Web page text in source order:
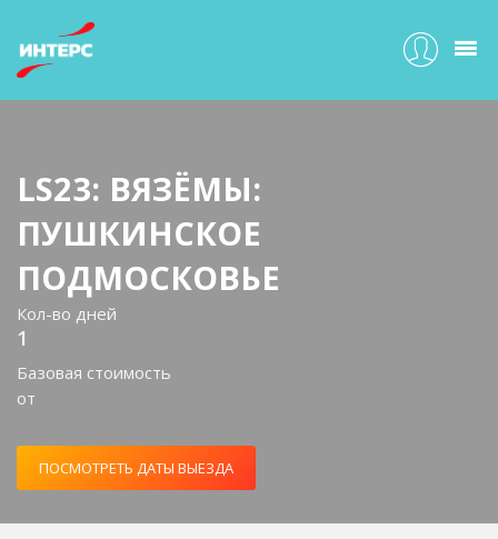
LS23: ВЯЗЁМЫ:
ПУШКИНСКОЕ
ПОДМОСКОВЬЕ
Кол-во дней
1
Базовая стоимость
от
ПОСМОТРЕТЬ ДАТЫ ВЫЕЗДА